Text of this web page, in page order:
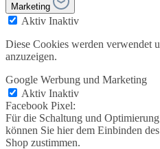
Marketing
Aktiv Inaktiv
Diese Cookies werden verwendet
anzuzeigen.
Google Werbung und Marketing
Aktiv Inaktiv
Facebook Pixel:
Für die Schaltung und
können Sie hier dem Einbinden
Shop zustimmen.